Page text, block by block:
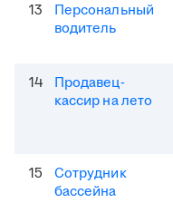
13
Персональный
водитель
14
Продавец-
кассир на лето
15
Сотрудник
бассейна